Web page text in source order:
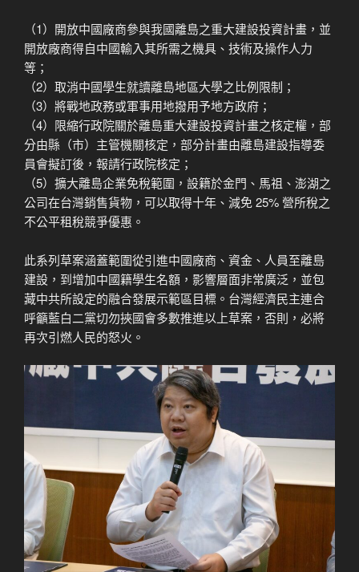
（1）開放中國廠商參與我國離島之重大建設投資計畫，並
開放廠商得自中國輸入其所需之機具、技術及操作人力
等；
（2）取消中國學生就讀離島地區大學之比例限制；
（3）將戰地政務或軍事用地撥用予地方政府；
（4）限縮行政院關於離島重大建設投資計畫之核定權，部
分由縣（市）主管機關核定，部分計畫由離島建設指導委
員會擬訂後，報請行政院核定；
（5）擴大離島企業免稅範圍，設籍於金門、馬祖、澎湖之
公司在台灣銷售貨物，可以取得十年、減免 25% 營所稅之
不公平租稅競爭優惠。
此系列草案涵蓋範圍從引進中國廠商、資金、人員至離島
建設，到增加中國籍學生名額，影響層面非常廣泛，並包
藏中共所設定的融合發展示範區目標。台灣經濟民主連合
呼籲藍白二黨切勿挾國會多數推進以上草案，否則，必將
再次引燃人民的怒火。